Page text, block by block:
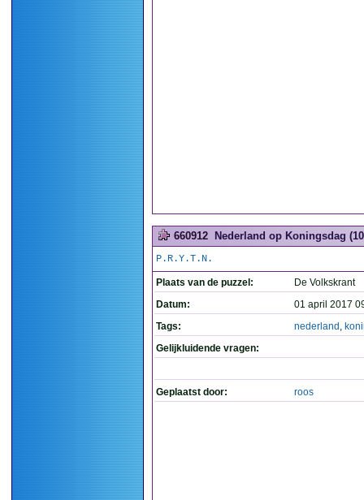
660912 Nederland op Koningsdag
P.R.Y.T.N.
Plaats van de puzzel:
De Volkskrant
Datum:
01 april 2017
Tags:
nederland ,
Gelijkluidende vragen:
Geplaatst door: roos